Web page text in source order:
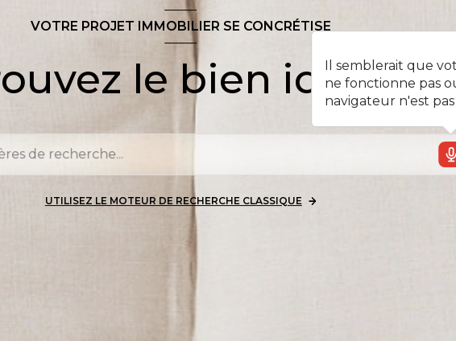
VOTRE PROJET IMMOBILIER SE CONCRÉTISE
le bien idéal !
Il semblerait que
ne fonctionne pas
navigateur n'est
UTILISEZ LE MOTEUR DE RECHERCHE CLASSIQUE